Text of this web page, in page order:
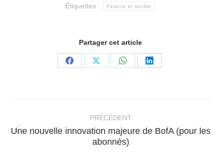
Étiquettes : Finance et société
Partager cet article
PartagerPartagerPartagerPartager
PRÉCÉDENT
Article
précédent
Une nouvelle innovation majeure de BofA (pour les
abonnés)